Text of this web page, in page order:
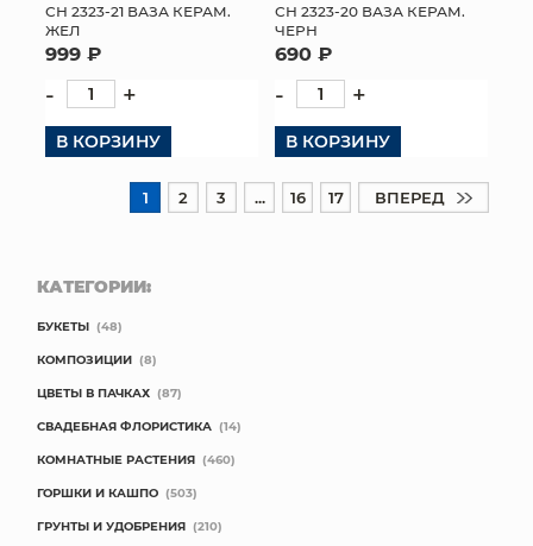
СН 2323-21 ВАЗА КЕРАМ.
ЖЕЛ
999 ₽
- +
В КОРЗИНУ
СН 2323-20 ВАЗА КЕРАМ.
ЧЕРН
690 ₽
- +
В КОРЗИНУ
1 2 3 ... 16 17 ВПЕРЕД
КАТЕГОРИИ:
БУКЕТЫ (48)
КОМПОЗИЦИИ (8)
ЦВЕТЫ В ПАЧКАХ (87)
СВАДЕБНАЯ ФЛОРИСТИКА (14)
КОМНАТНЫЕ РАСТЕНИЯ (460)
ГОРШКИ И КАШПО (503)
ГРУНТЫ И УДОБРЕНИЯ (210)